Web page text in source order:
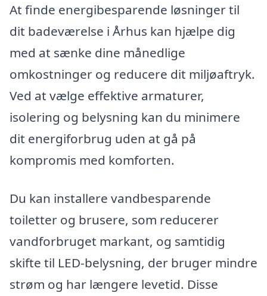
At finde energibesparende løsninger til
dit badeværelse i Århus kan hjælpe dig
med at sænke dine månedlige
omkostninger og reducere dit miljøaftryk.
Ved at vælge effektive armaturer,
isolering og belysning kan du minimere
dit energiforbrug uden at gå på
kompromis med komforten.
Du kan installere vandbesparende
toiletter og brusere, som reducerer
vandforbruget markant, og samtidig
skifte til LED-belysning, der bruger mindre
strøm og har længere levetid. Disse